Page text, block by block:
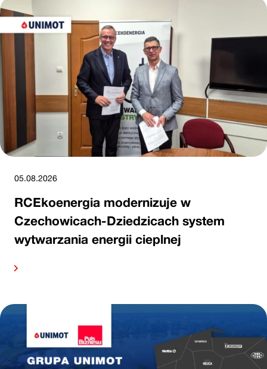
05.08.2026
RCEkoenergia modernizuje w
Czechowicach-Dziedzicach system
wytwarzania energii cieplnej